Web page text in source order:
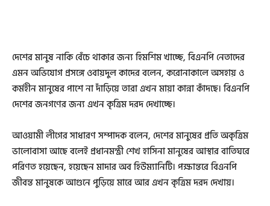
দেশের মানুষ নাকি বেঁচে থাকার জন্য হিমশিম খাচ্ছে, বিএনপি নেতাদের
এমন অভিযোগ প্রসঙ্গে ওবায়দুল কাদের বলেন, করোনাকালে অসহায় ও
কর্মহীন মানুষের পাশে না দাঁড়িয়ে তারা এখন মায়া কান্না কাঁদছে। বিএনপি
দেশের জনগণের জন্য এখন কৃত্রিম দরদ দেখাচ্ছে।
আওয়ামী লীগের সাধারণ সম্পাদক বলেন, দেশের মানুষের প্রতি অকৃত্রিম
ভালোবাসা আছে বলেই প্রধানমন্ত্রী শেখ হাসিনা মানুষের আস্থার বাতিঘরে
পরিণত হয়েছেন, হয়েছেন মাদার অব হিউম্যানিটি। পক্ষান্তরে বিএনপি
জীবন্ত মানুষকে আগুনে পুড়িয়ে মারে আর এখন কৃত্রিম দরদ দেখায়।